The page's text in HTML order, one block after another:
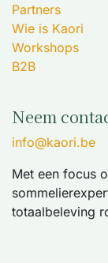
Partners
Wie is Kaori
Workshops
B2B
Neem
info@kaori.be
Met een focus
totaalbeleving